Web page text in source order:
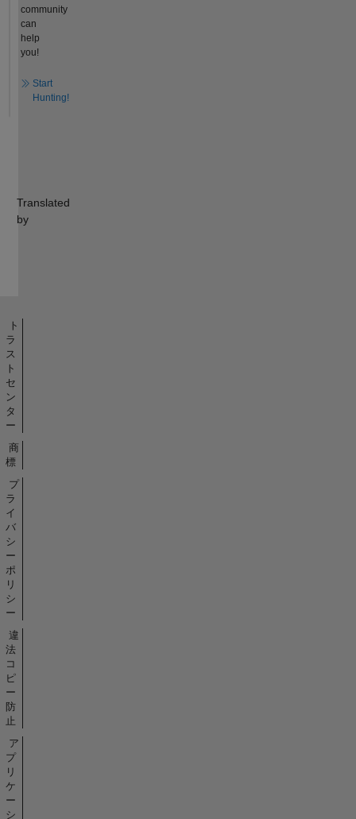
community
can
help
you!
Start
Hunting!
Translated
by
ト
ラ
ス
ト
セ
ン
タ
ー
商
標
プ
ラ
イ
バ
シ
ー
ポ
リ
シ
ー
違
法
コ
ピ
ー
防
止
ア
プ
リ
ケ
ー
シ